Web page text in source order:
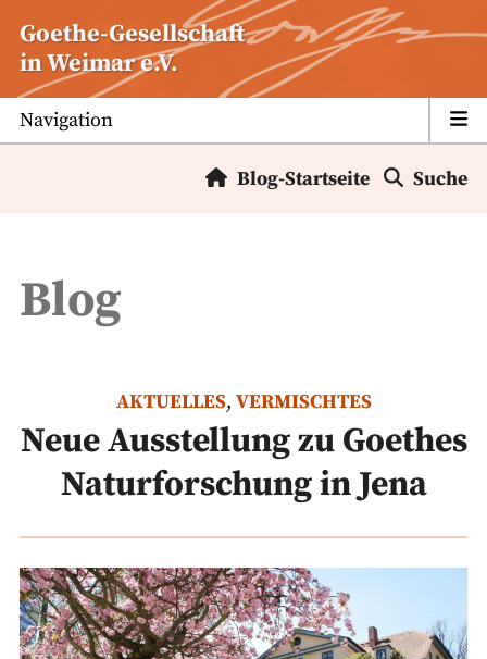
Inhalt
springen
Goethe-Gesellschaft
in Weimar e.V.
Navigation
Blog-Startseite Suche
Blog
AKTUELLES, VERMISCHTES
Neue Ausstellung zu Goethes
Naturforschung in Jena